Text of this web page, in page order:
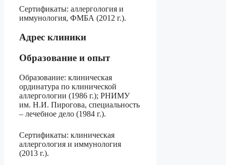
Сертификаты: аллергология и
иммунология, ФМБА (2012 г.).
Адрес клиники
Образование и опыт
Образование: клиническая
ординатура по клинической
аллергологии (1986 г.); РНИМУ
им. Н.И. Пирогова, специальность
– лечебное дело (1984 г.).
Сертификаты: клиническая
аллергология и иммунология
(2013 г.).